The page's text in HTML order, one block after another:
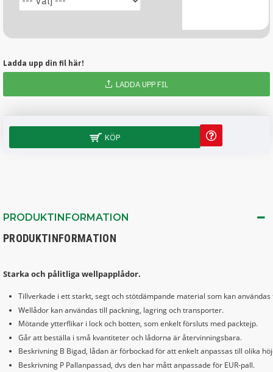
Ladda upp din fil här!
LADDA UPP FIL
KÖP
PRODUKTINFORMATION
PRODUKTINFORMATION
Starka och pålitliga wellpapplådor.
Tillverkade i ett starkt, segt och stötdämpande material som kan
Wellådor kan användas till packning, lagring och transporter.
Mötande ytterflikar i lock och botten, som enkelt försluts med packtejp.
Går att beställa i små kvantiteter och lådorna är återvinningsbara.
Beskrivning B Bigad, lådan är förbockad för att enkelt anpassas till olika
Beskrivning P Pallanpassad, dvs den har mått anpassade för EUR-pall.